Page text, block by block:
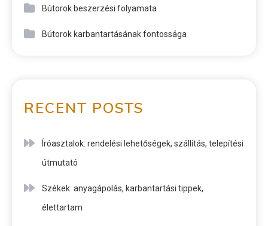
Bútorok beszerzési folyamata
Bútorok karbantartásának fontossága
RECENT POSTS
Íróasztalok: rendelési lehetőségek, szállítás, telepítési
útmutató
Székek: anyagápolás, karbantartási tippek,
élettartam